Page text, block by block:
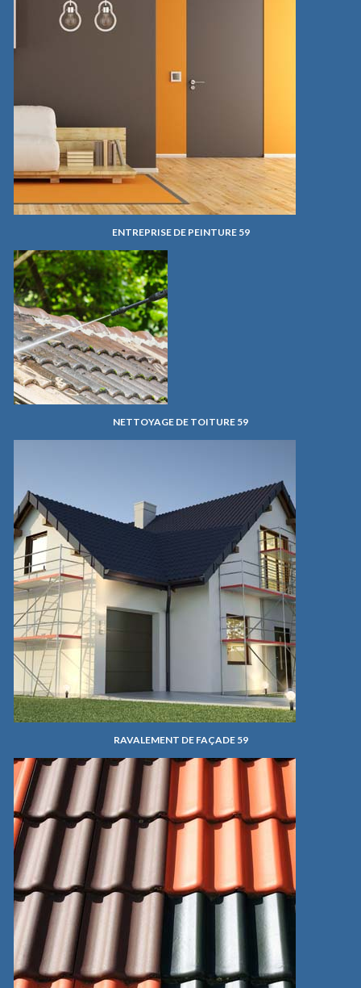
ENTREPRISE DE PEINTURE 59
NETTOYAGE DE TOITURE 59
RAVALEMENT DE FAÇADE 59